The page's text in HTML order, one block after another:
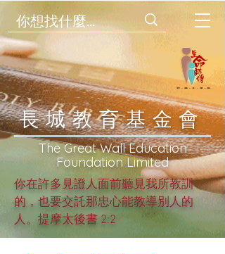
​長城教育基金會
​The Great Wall Education
Foundation Limited
你在許多見證人面前聽見我所教訓
的，也要交託那忠心能教導別人的
人。提摩太後書 2:2